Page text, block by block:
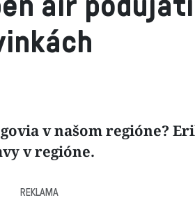
v našom regióne?
v regióne.
REKLAMA